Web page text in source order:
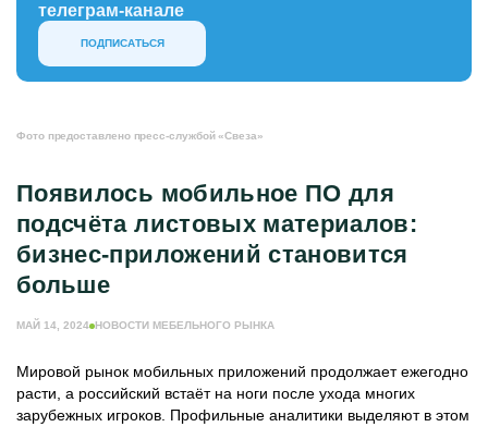
телеграм-канале
ПОДПИСАТЬСЯ
Фото предоставлено пресс-службой «Свеза»
Появилось мобильное ПО для
подсчёта листовых материалов:
бизнес-приложений становится
больше
МАЙ 14, 2024 НОВОСТИ МЕБЕЛЬНОГО РЫНКА
Мировой рынок мобильных приложений продолжает ежегодно
расти, а российский встаёт на ноги после ухода многих
зарубежных игроков. Профильные аналитики выделяют в этом